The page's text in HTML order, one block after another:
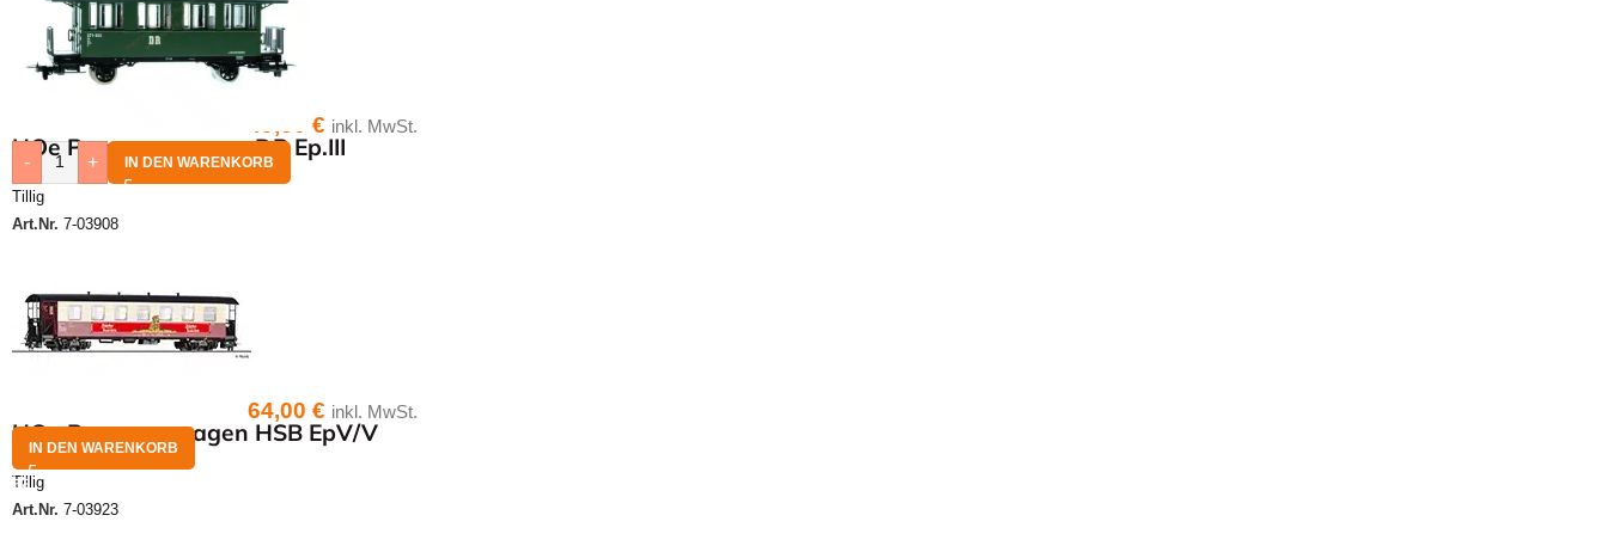
HOe Personenwagen DR Ep.III
Tillig
Art.Nr. 7-03908
49,50€ inkl. MwSt.
-
+ IN DEN WARENKORB
HOe Personenwagen HSB EpV/V
Tillig
Art.Nr. 7-03923
64,00€ inkl. MwSt.
IN DEN WARENKORB